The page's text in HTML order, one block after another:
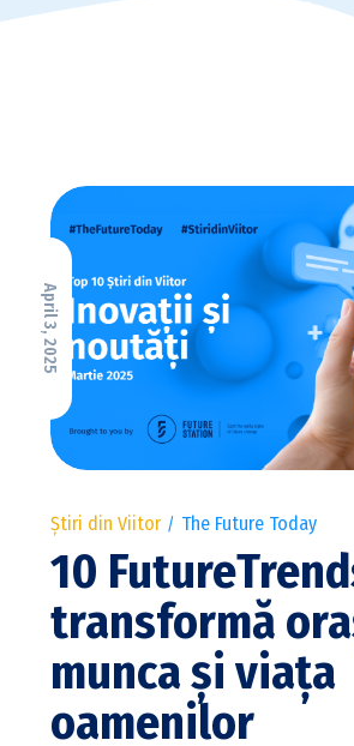
April 3, 2025
Știri din Viitor The Future Today
10
transformă
munca și viața
oamenilor